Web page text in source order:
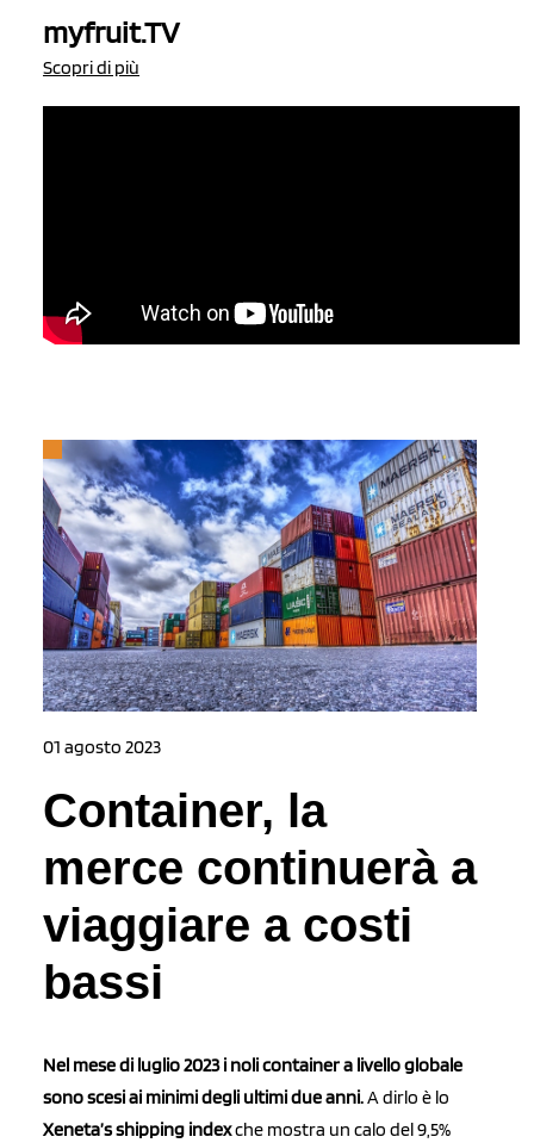
myfruit.TV
Scopri di più
01 agosto 2023
Container, la
merce continuerà a
viaggiare a costi
bassi
Nel mese di luglio 2023 i noli container a livello globale
sono scesi ai minimi degli ultimi due anni.A dirlo è lo
Xeneta’s shipping indexche mostra un calo del 9,5%